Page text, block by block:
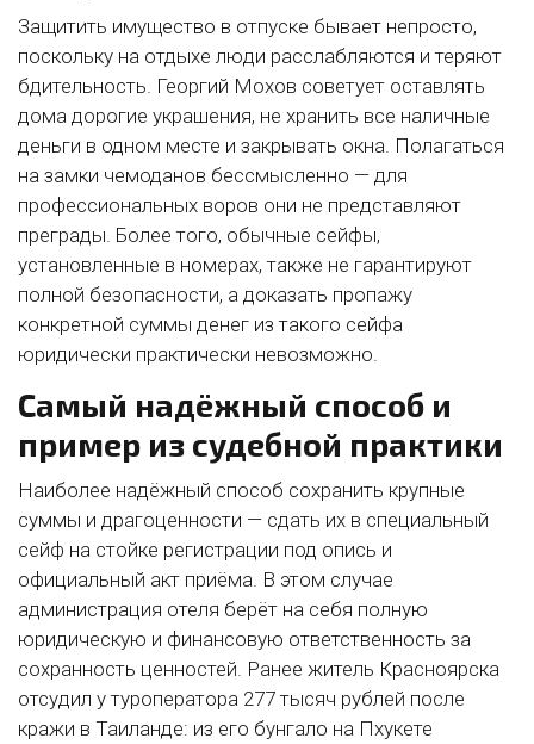
Защитить имущество в отпуске бывает непросто,
поскольку на отдыхе люди расслабляются и теряют
бдительность. Георгий Мохов советует оставлять
дома дорогие украшения, не хранить все наличные
деньги в одном месте и закрывать окна. Полагаться
на замки чемоданов бессмысленно — для
профессиональных воров они не представляют
преграды. Более того, обычные сейфы,
установленные в номерах, также не гарантируют
полной безопасности, а доказать пропажу
конкретной суммы денег из такого сейфа
юридически практически невозможно.
Самый надёжный способ и
пример из судебной практики
Наиболее надёжный способ сохранить крупные
суммы и драгоценности — сдать их в специальный
сейф на стойке регистрации под опись и
официальный акт приёма. В этом случае
администрация отеля берёт на себя полную
юридическую и финансовую ответственность за
сохранность ценностей. Ранее житель Красноярска
отсудил у туроператора 277 тысяч рублей после
кражи в Таиланде: из его бунгало на Пхукете